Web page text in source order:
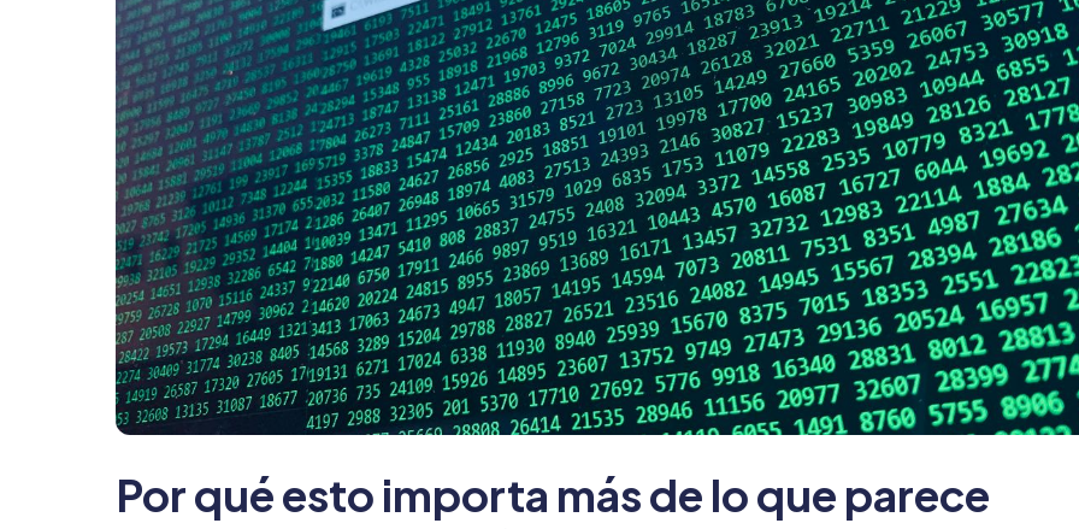
Por qué esto importa más de lo que parece